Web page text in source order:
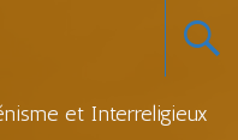
et Interreligieux